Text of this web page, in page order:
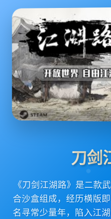
刀剑
《刀剑江湖路》是二款
合沙盒组成，经历横版
名寻常少量年，陷入江